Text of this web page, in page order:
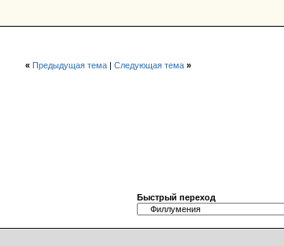
« Предыдущая тема| Следующая тема »
Быстрый переход